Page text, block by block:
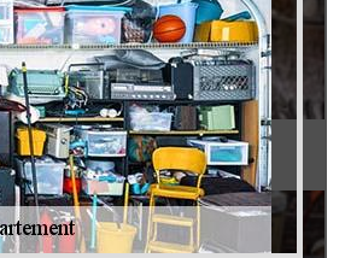
Antiquaire 79